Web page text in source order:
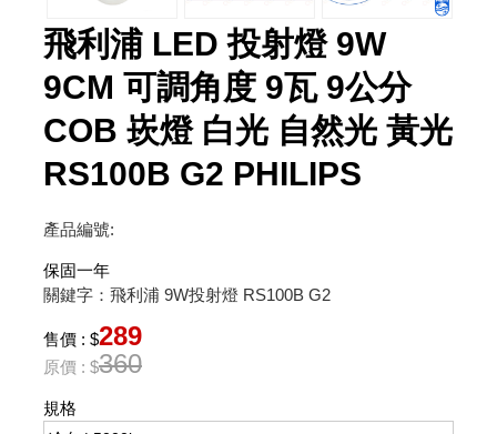
飛利浦 LED 投射燈 9W
9CM 可調角度 9瓦 9公分
COB 崁燈 白光 自然光 黃光
RS100B G2 PHILIPS
產品編號:
保固一年
關鍵字：飛利浦 9W投射燈 RS100B G2
售價 : $289
原價 : $360
規格